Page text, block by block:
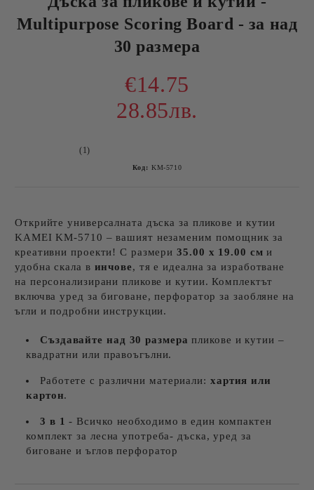
Multipurpose Scoring Board - за над
30 размера
€14.75
28.85лв.
(1)
Код: KM-5710
Открийте универсалната дъска за пликове и кутии
KAMEI KM-5710 – вашият незаменим помощник за
креативни проекти! С размери35.00 х 19.00 см и
удобна скала в инчове, тя е идеална за изработване
на персонализирани пликове и кутии. Комплектът
включва уред за биговане, перфоратор за заобляне на
ъгли и подробни инструкции.
Създавайте над 30 размера пликове и кутии –
квадратни или правоъгълни.
Работете с различни материали: хартия или
картон.
3 в 1 - Всичко необходимо в един компактен
комплект за лесна употреба- дъска, уред за
биговане и ъглов перфоратор